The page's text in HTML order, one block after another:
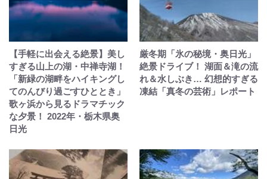
【手軽に出会える絶景】美し
すぎる山上の湖・中禅寺湖！
「新緑の湖畔をハイキングし
てのんびり過ごすひととき」
歌ヶ浜から見るドラマチック
な夕景！ 2022年・栃木県奥
日光
厳冬期「氷の秘境・奥日光」
絶景ドライブ！ 湖面＆滝の流
れ＆水しぶき… 幻想的すぎる
凍結「真冬の芸術」レポート